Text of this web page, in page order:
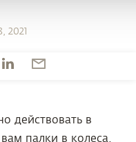
2021
действовать в
палки в колеса.